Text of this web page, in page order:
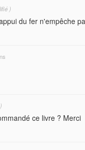
)
du fer n'empêche
ce livre ? Merci